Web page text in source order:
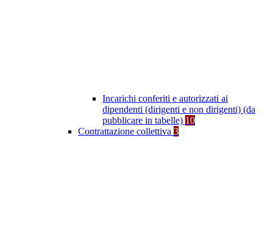
Incarichi conferiti e autorizzati ai
dipendenti (dirigenti e non dirigenti) (da
pubblicare in tabelle) 10
Contrattazione collettiva 3